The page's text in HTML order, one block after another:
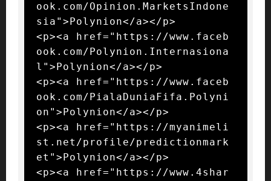
ook.com/Opinion.MarketsIndone
sia">Polynion</a></p>
<p><a href="https://www.faceb
ook.com/Polynion.Internasiona
l">Polynion</a></p>
<p><a href="https://www.faceb
ook.com/PialaDuniaFifa.Polyni
on">Polynion</a></p>
<p><a href="https://myanimeli
st.net/profile/predictionmark
et">Polynion</a></p>
<p><a href="https://www.4shar